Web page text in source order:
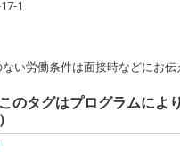
1
い労働条件は面接時などにお伝
のタグはプログラムによ